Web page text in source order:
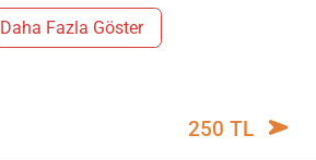
Daha Fazla Göster
250 TL